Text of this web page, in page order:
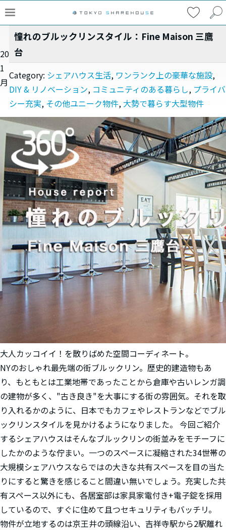
20
1
月
憧れのブルックリンスタイル：Fine Maison 三鷹
台
Category: シェアハウス生活, ワンランク上の豪華な施設,
DIY & リノベーション, コミュニティのある暮らし, プライバ
シー充実, その他ユニーク物件, 大勢で暮らす大型物件
大人カッコイイ！を散りばめた空間コーディネート。
NYのおしゃれ最先端の街ブルックリン。歴史的建造物もあ
り、もともとは工業地帯であったことから倉庫や古いレンガ調
の建物が多く、"古き良き"を大事にする街の雰囲気。それを取
り入れるかのように、日本でもカフェやレストランなどでブル
ックリンスタイルを見かけるようになりました。 今回ご紹介
するシェアハウスはそんなブルックリンの街並みをモチーフに
したかのような佇まい。一つのスペースに凝縮された34世帯の
大規模シェアハウスならではの大きな共有スペースを目の当た
りにすると驚きを感じること間違い無いでしょう。充実した共
有スペース以外にも、各居室部は家具家電付き+電子錠を採用
しているので、すぐに住めて且つセキュリティもバッチリ。
物件が立地するのは京王井の頭線沿い、吉祥寺駅から2駅離れ